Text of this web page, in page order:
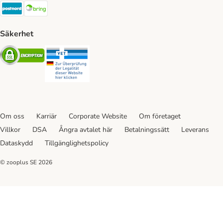
Postnord Shipping Method
Säkerhet
Security
Om oss Karriär Corporate Website
Om företaget
Villkor
DSA Ångra avtalet här Betalningssätt
Leverans
Dataskydd
Tillgänglighetspolicy
© zooplus SE 2026